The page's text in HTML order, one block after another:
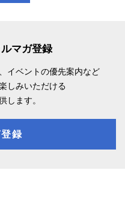
ルマガ登録
イベントの優先案内など
しみいただける
します。
録